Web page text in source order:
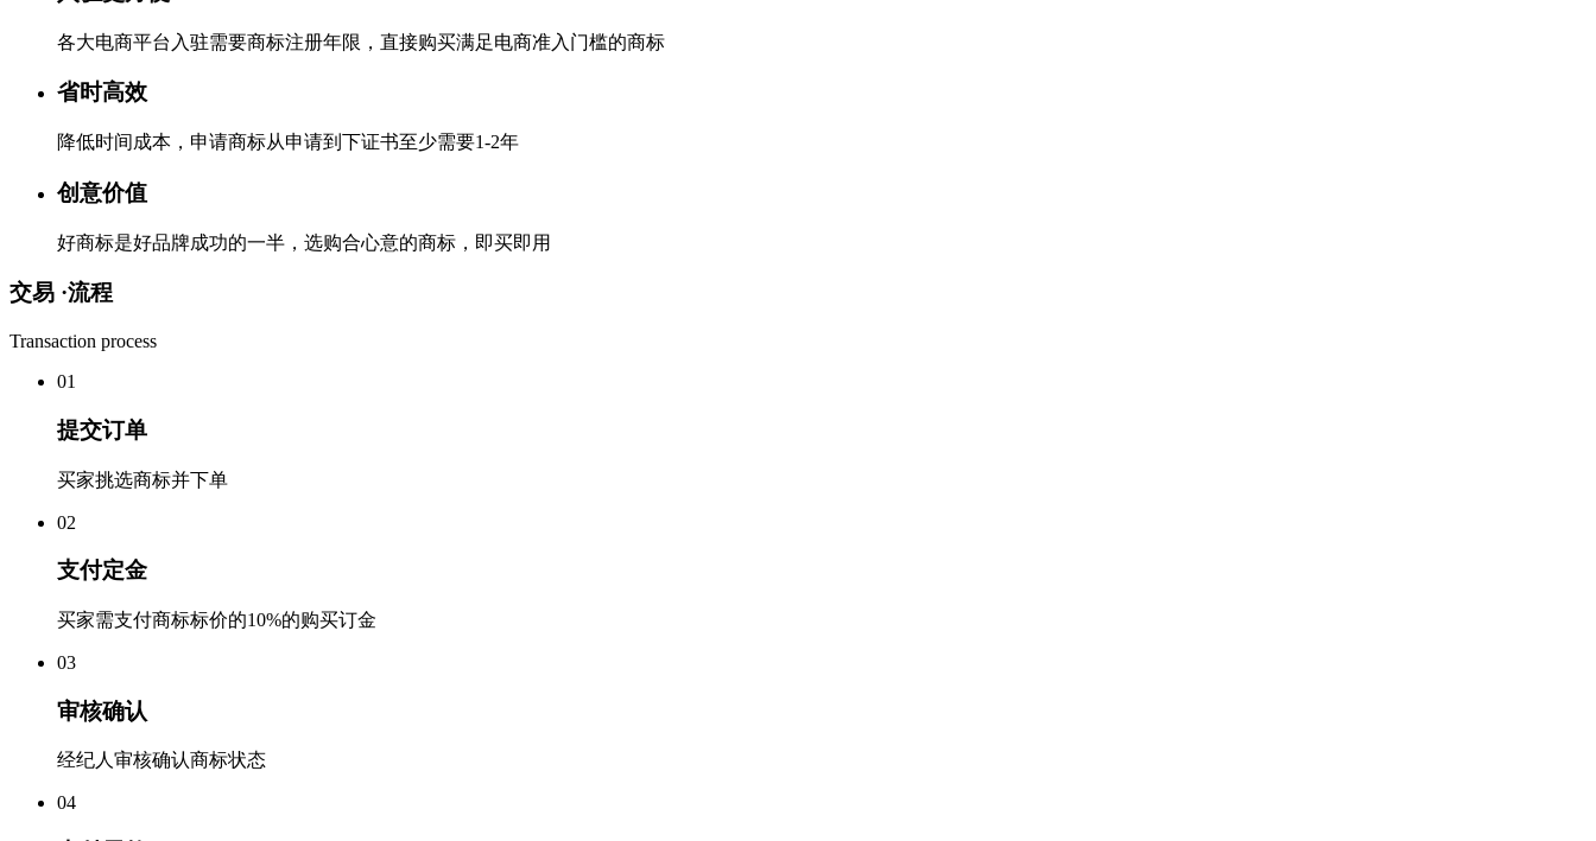
各大电商平台入驻需要商标注册年限，直接购买满足电商准入门槛的商标
省时高效
降低时间成本，申请商标从申请到下证书至少需要1-2年
创意价值
好商标是好品牌成功的一半，选购合心意的商标，即买即用
交易 ·流程
Transaction process
01
提交订单
买家挑选商标并下单
02
支付定金
买家需支付商标标价的10%的购买订金
03
审核确认
经纪人审核确认商标状态
04